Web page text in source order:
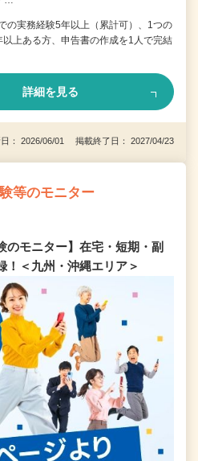
の実務経験5年以上（累計可）、1つの
上ある方、申告書の作成を1人で完結
詳細を見る
： 2026/06/01 掲載終了日： 2027/04/23
等のモニター
のモニター】在宅・短期・副
＜九州・沖縄エリア＞